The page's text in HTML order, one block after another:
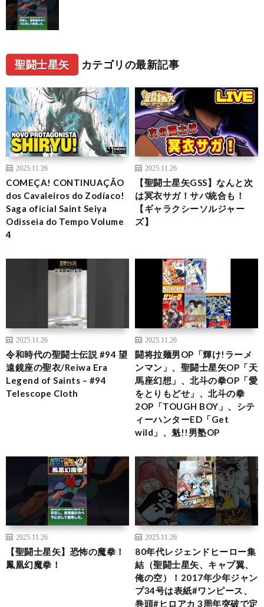
聖闘士星矢 カテゴリの最新記事
2025.11.26
COMEÇA! CONTINUAÇÃO
dos Cavaleiros do Zodíaco!
Saga oficial Saint Seiya
Odisseia do Tempo Volume
4
2025.11.26
【聖闘士星矢GSS】なんと次
は冥衣サガ！サバ統合も！
【ギャラクシーソルジャー
ズ】
2025.11.26
令和時代の聖闘士伝説 #94 望
遠鏡座の聖衣/Reiwa Era
Legend of Saints – #94
Telescope Cloth
2025.11.26
闘将拉麺男OP「輝け!ラーメ
ンマン」、聖闘士星矢OP「天
馬座幻想」、北斗の拳OP「愛
をとりもどせ」、北斗の拳
2OP「TOUGH BOY」、シテ
ィーハンターED「Get
wild」、魁!!男塾OP
2025.11.26
【聖闘士星矢】恐怖の魔拳！
鳳凰幻魔拳！
2025.11.26
80年代レジェンドヒーロー集
結（聖闘士星矢、キャプ翼、
俺の空）！2017年少年ジャン
プ34号は表紙#ワンピース、
巻頭#ヒロアカ 3周年突破で定